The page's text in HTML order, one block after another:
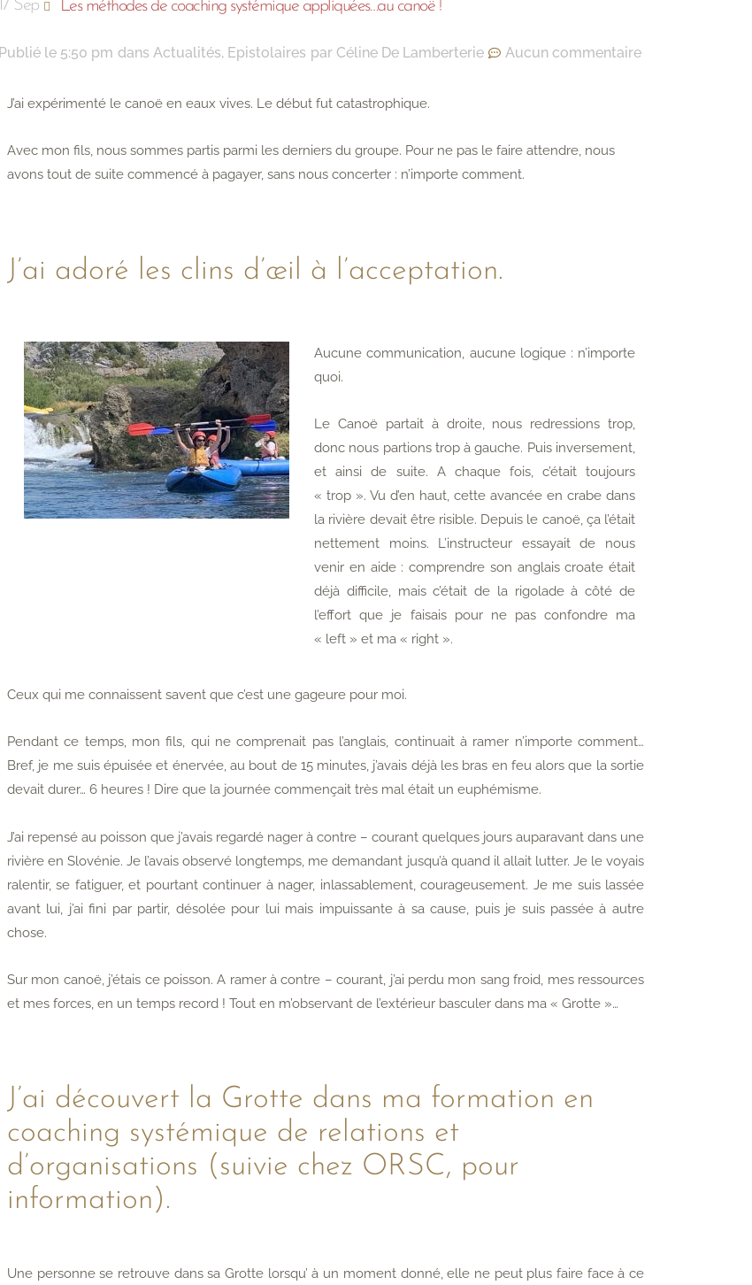
17 Sep Les méthodes de coaching systémique appliquées…au canoë !
Publié le 5:50 pm dans Actualités, Epistolaires par Céline De Lamberterie Aucun commentaire
J’ai expérimenté le canoë en eaux vives. Le début fut catastrophique.
Avec mon fils, nous sommes partis parmi les derniers du groupe. Pour ne pas le faire attendre, nous
avons tout de suite commencé à pagayer, sans nous concerter : n’importe comment.
J’ai adoré les clins d’œil à l’acceptation.
Aucune communication, aucune logique : n’importe
quoi.
Le Canoë partait à droite, nous redressions trop,
donc nous partions trop à gauche. Puis inversement,
et ainsi de suite. A chaque fois, c’était toujours
« trop ». Vu d’en haut, cette avancée en crabe dans
la rivière devait être risible. Depuis le canoë, ça l’était
nettement moins. L’instructeur essayait de nous
venir en aide : comprendre son anglais croate était
déjà difficile, mais c’était de la rigolade à côté de
l’effort que je faisais pour ne pas confondre ma
« left » et ma « right ».
Ceux qui me connaissent savent que c’est une gageure pour moi.
Pendant ce temps, mon fils, qui ne comprenait pas l’anglais, continuait à ramer n’importe comment…
Bref, je me suis épuisée et énervée, au bout de 15 minutes, j’avais déjà les bras en feu alors que la sortie
devait durer… 6 heures ! Dire que la journée commençait très mal était un euphémisme.
J’ai repensé au poisson que j’avais regardé nager à contre – courant quelques jours auparavant dans une
rivière en Slovénie. Je l’avais observé longtemps, me demandant jusqu’à quand il allait lutter. Je le voyais
ralentir, se fatiguer, et pourtant continuer à nager, inlassablement, courageusement. Je me suis lassée
avant lui, j’ai fini par partir, désolée pour lui mais impuissante à sa cause, puis je suis passée à autre
chose.
Sur mon canoë, j’étais ce poisson. A ramer à contre – courant, j’ai perdu mon sang froid, mes ressources
et mes forces, en un temps record ! Tout en m’observant de l’extérieur basculer dans ma « Grotte »…
J’ai découvert la Grotte dans ma formation en
coaching systémique de relations et
d’organisations (suivie chez ORSC, pour
information).
Une personne se retrouve dans sa Grotte lorsqu’ à un moment donné, elle ne peut plus faire face à ce